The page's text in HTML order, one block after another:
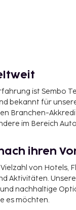
ist Sembo
bekannt für
Branchen-
im Bereich
ihren
von Hotels,
Aktivitäten.
nachhaltige
es möchten.